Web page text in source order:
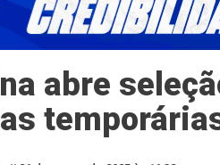
abre